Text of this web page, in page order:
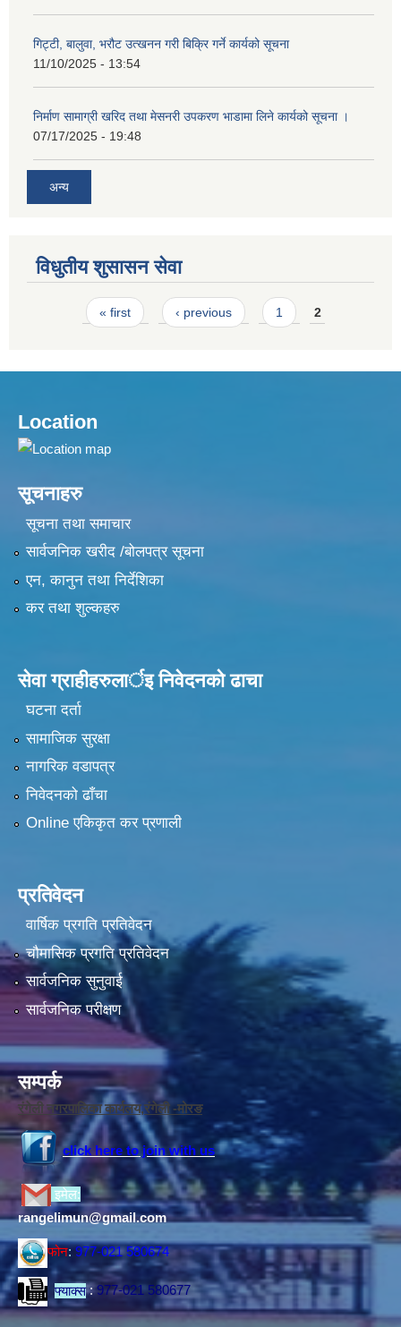
गिट्टी, बालुवा, भरौट उत्खनन गरी बिक्रि गर्ने कार्यको सूचना
11/10/2025 - 13:54
निर्माण सामाग्री खरिद तथा मेसनरी उपकरण भाडामा लिने कार्यको सूचना ।
07/17/2025 - 19:48
अन्य
विधुतीय शुसासन सेवा
Pages« first ‹ previous 1 2
Location
सूचनाहरु
सूचना तथा समाचार
सार्वजनिक खरीद /बोलपत्र सूचना
एन, कानुन तथा निर्देशिका
कर तथा शुल्कहरु
सेवा ग्राहीहरुलार्इ निवेदनकाे ढा‍चा
घटना दर्ता
सामाजिक सुरक्षा
नागरिक वडापत्र
निवेदनको ढाँचा
Online एकिकृत कर प्रणाली
प्रतिवेदन
वार्षिक प्रगति प्रतिवेदन
चौमासिक प्रगति प्रतिवेदन
सार्वजनिक सुनुवाई
सार्वजनिक परीक्षण
सम्पर्क
रंगेली नगरपालिका कार्यलय,रंगेली -मोरङ
click here to join with us
इमेल:
rangelimun@gmail.com
फोन: 977-021 580674
फ्याक्स:977-021 580677